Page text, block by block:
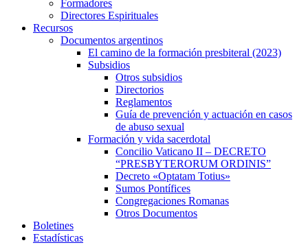
Formadores
Directores Espirituales
Recursos
Documentos argentinos
El camino de la formación presbiteral (2023)
Subsidios
Otros subsidios
Directorios
Reglamentos
Guía de prevención y actuación en casos
de abuso sexual
Formación y vida sacerdotal
Concilio Vaticano II – DECRETO
“PRESBYTERORUM ORDINIS”
Decreto «Optatam Totius»
Sumos Pontífices
Congregaciones Romanas
Otros Documentos
Boletines
Estadísticas